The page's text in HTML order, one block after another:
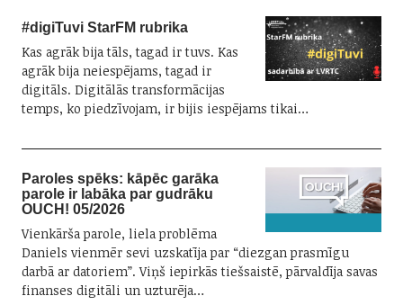
#digiTuvi StarFM rubrika
Kas agrāk bija tāls, tagad ir tuvs. Kas
agrāk bija neiespējams, tagad ir
digitāls. Digitālās transformācijas
temps, ko piedzīvojam, ir bijis iespējams tikai…
Paroles spēks: kāpēc garāka
parole ir labāka par gudrāku
OUCH! 05/2026
Vienkārša parole, liela problēma
Daniels vienmēr sevi uzskatīja par “diezgan prasmīgu
darbā ar datoriem”. Viņš iepirkās tiešsaistē, pārvaldīja savas
finanses digitāli un uzturēja…